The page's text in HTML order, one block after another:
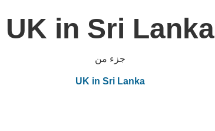
UK in Sri Lanka
جزء من
UK in Sri Lanka